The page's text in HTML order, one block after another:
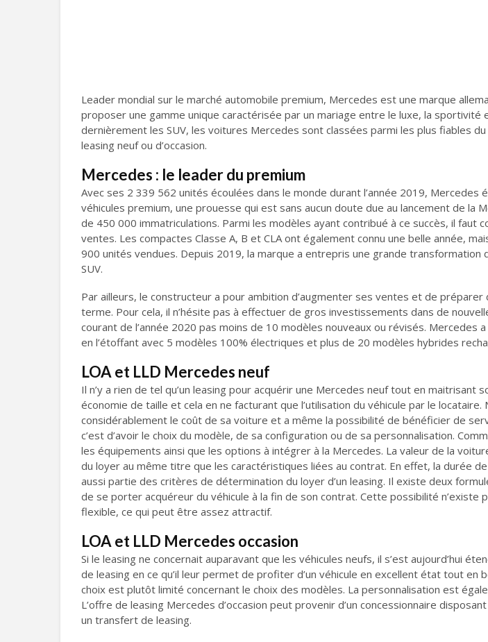
Leader mondial sur le marché automobile premium, Mercedes est une marque
proposer une gamme unique caractérisée par un mariage entre le luxe, la
dernièrement les SUV, les voitures Mercedes sont classées parmi les plus fiables
leasing neuf ou d’occasion.
Mercedes : le leader du premium
Avec ses 2 339 562 unités écoulées dans le monde durant l’année 2019,
véhicules premium, une prouesse qui est sans aucun doute due au lancement de la
de 450 000 immatriculations. Parmi les modèles ayant contribué à ce succès, il faut
ventes. Les compactes Classe A, B et CLA ont également connu une belle année,
900 unités vendues. Depuis 2019, la marque a entrepris une grande
SUV.
Par ailleurs, le constructeur a pour ambition d’augmenter ses ventes et de
terme. Pour cela, il n’hésite pas à effectuer de gros investissements dans de
courant de l’année 2020 pas moins de 10 modèles nouveaux ou révisés.
en l’étoffant avec 5 modèles 100% électriques et plus de 20 modèles hybrides
LOA et LLD Mercedes neuf
Il n’y a rien de tel qu’un leasing pour acquérir une Mercedes neuf tout en
économie de taille et cela en ne facturant que l’utilisation du véhicule par le
considérablement le coût de sa voiture et a même la possibilité de bénéficier de
c’est d’avoir le choix du modèle, de sa configuration ou de sa personnalisation.
les équipements ainsi que les options à intégrer à la Mercedes. La valeur de la
du loyer au même titre que les caractéristiques liées au contrat. En effet, la durée
aussi partie des critères de détermination du loyer d’un leasing. Il existe deux
de se porter acquéreur du véhicule à la fin de son contrat. Cette possibilité n’existe
flexible, ce qui peut être assez attractif.
LOA et LLD Mercedes occasion
Si le leasing ne concernait auparavant que les véhicules neufs, il s’est aujourd’hui
de leasing en ce qu’il leur permet de profiter d’un véhicule en excellent état tout en
choix est plutôt limité concernant le choix des modèles. La personnalisation est
L’offre de leasing Mercedes d’occasion peut provenir d’un concessionnaire
un transfert de leasing.